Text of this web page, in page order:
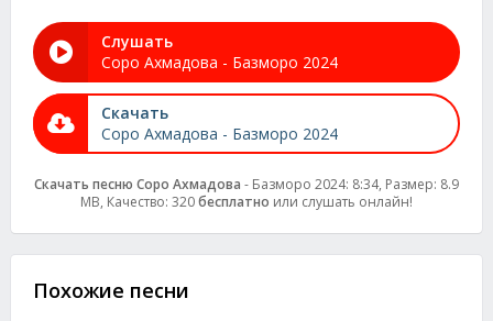
Слушать
Соро Ахмадова - Базморо 2024
Скачать
Соро Ахмадова - Базморо 2024
Скачать песню Соро Ахмадова - Базморо 2024: 8:34, Размер: 8.9
MB, Качество: 320бесплатно или слушать онлайн!
Похожие песни